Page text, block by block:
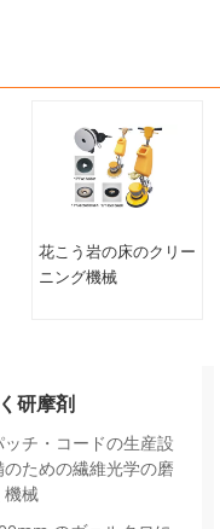
花こう岩の床のクリー
ニング機械
研摩剤
ッチ・コードの生産設
のための繊維光学の磨
機械